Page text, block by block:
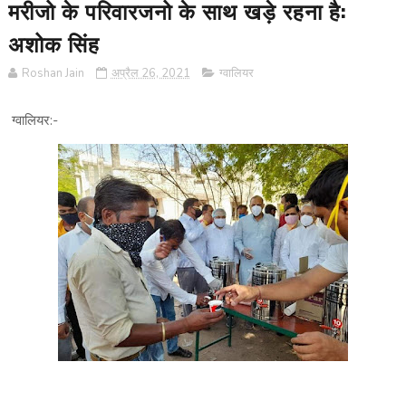
मरीजो के परिवारजनो के साथ खड़े रहना है:
अशोक सिंह
Roshan Jain अप्रैल 26, 2021 ग्वालियर
ग्वालियर:-